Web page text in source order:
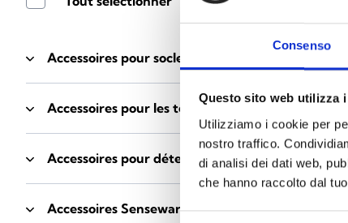
Consenso
Questo sito web utilizza
Utilizziamo i cookie per
nostro traffico.
di analisi dei dati web,
che hanno raccolto dal
Accessoires pour socles EB00
Accessoires pour les tests des détecteurs
Accessoires pour détecteurs Enea - Matériaux (35)
Accessoires Senseware - Matériaux(2)